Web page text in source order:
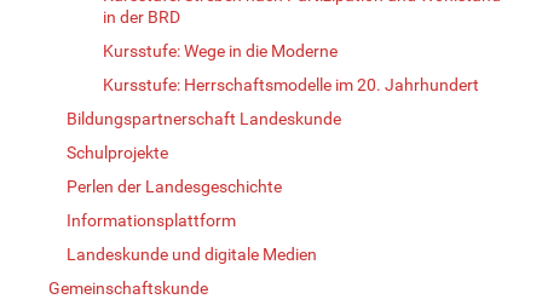
in der BRD
Kursstufe: Wege in die Moderne
Kursstufe: Herrschaftsmodelle im 20. Jahrhundert
Bildungspartnerschaft Landeskunde
Schulprojekte
Perlen der Landesgeschichte
Informationsplattform
Landeskunde und digitale Medien
Gemeinschaftskunde